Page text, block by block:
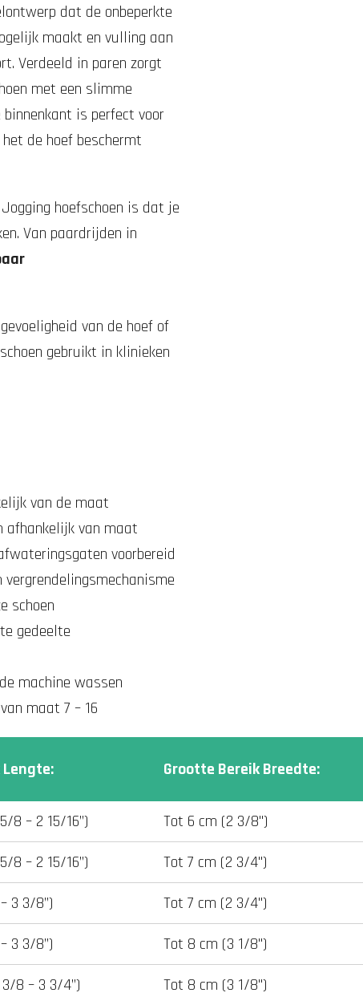
dat de onbeperkte
maakt en vulling aan
Verdeeld in paren zorgt
met een slimme
binnenkant is perfect voor
de hoef beschermt
hoefschoen is dat je
Van paardrijden in
van de hoef of
gebruikt in klinieken
van de maat
afhankelijk van maat
voorbereid
schoen
gedeelte
machine wassen
maat 7 – 16
Grootte Bereik Breedte:
8 – 2 15/16”) Tot 6 cm (2 3/8")
8 – 2 15/16”) Tot 7 cm (2 3/4")
3 3/8”) Tot 7 cm (2 3/4")
3 3/8”) Tot 8 cm (3 1/8")
8 – 3 3/4”) Tot 8 cm (3 1/8")